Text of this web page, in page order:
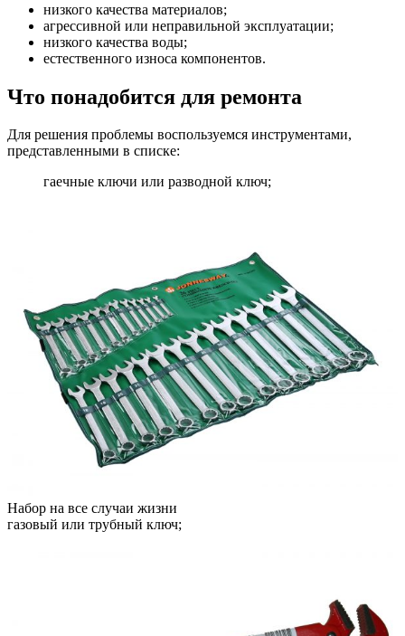
низкого качества материалов;
агрессивной или неправильной эксплуатации;
низкого качества воды;
естественного износа компонентов.
Что понадобится для ремонта
Для решения проблемы воспользуемся инструментами,
представленными в списке:
гаечные ключи или разводной ключ;
Набор на все случаи жизни
газовый или трубный ключ;